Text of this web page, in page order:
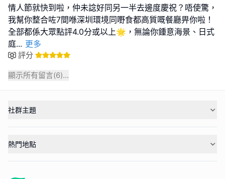
情人節就快到啦，仲未諗好同另一半去邊度慶祝？唔使驚，
我幫你整合咗7間喺深圳環境同嘢食都高質嘅餐廳畀你啦！
全部都係大眾點評4.0分或以上🌟，無論你鍾意海景、日式
庭... 更多
評分
顯示所有留言(6)...
社群主題
熱門地點